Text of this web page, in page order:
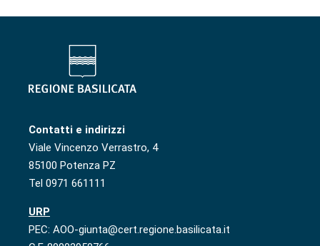
Contatti e indirizzi
Viale Vincenzo Verrastro, 4
85100 Potenza PZ
Tel 0971 661111
URP
PEC: AOO-giunta@cert.regione.basilicata.it